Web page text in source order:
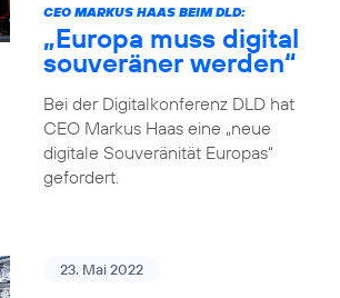
CEO MARKUS HAAS BEIM DLD:
„Europa muss digital
souveräner werden“
Bei der Digitalkonferenz DLD hat
CEO Markus Haas eine „neue
digitale Souveränität Europas“
gefordert.
23. Mai 2022